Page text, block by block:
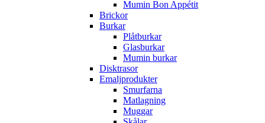
Mumin Bon Appétit
Brickor
Burkar
Plåtburkar
Glasburkar
Mumin burkar
Disktrasor
Emaljprodukter
Smurfarna
Matlagning
Muggar